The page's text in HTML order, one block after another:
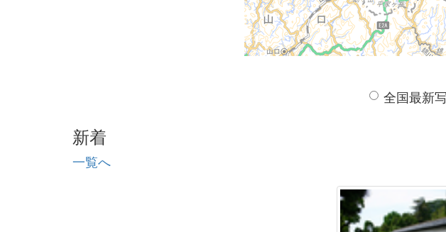
全国最新
新着
一覧へ